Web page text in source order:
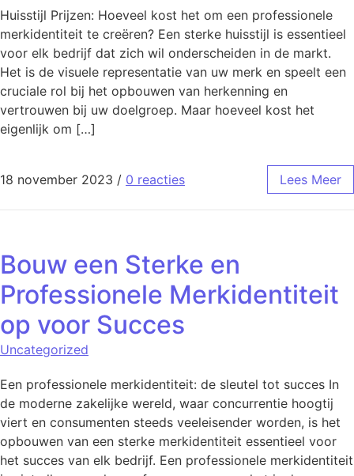
Huisstijl Prijzen: Hoeveel kost het om een professionele
merkidentiteit te creëren? Een sterke huisstijl is essentieel
voor elk bedrijf dat zich wil onderscheiden in de markt.
Het is de visuele representatie van uw merk en speelt een
cruciale rol bij het opbouwen van herkenning en
vertrouwen bij uw doelgroep. Maar hoeveel kost het
eigenlijk om […]
18 november 2023 / 0 reacties Lees Meer
Bouw een Sterke en
Professionele Merkidentiteit
op voor Succes
Uncategorized
Een professionele merkidentiteit: de sleutel tot succes In
de moderne zakelijke wereld, waar concurrentie hoogtij
viert en consumenten steeds veeleisender worden, is het
opbouwen van een sterke merkidentiteit essentieel voor
het succes van elk bedrijf. Een professionele merkidentiteit